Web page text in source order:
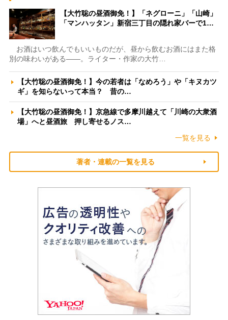
【大竹聡の昼酒御免！】「ネグローニ」「山崎」
「マンハッタン」新宿三丁目の隠れ家バーで1…
お酒はいつ飲んでもいいものだが、昼から飲むお酒にはまた格
別の味わいがある――。ライター・作家の大竹…
【大竹聡の昼酒御免！】今の若者は「なめろう」や「キヌカツ
ギ」を知らないって本当？ 昔の…
【大竹聡の昼酒御免！】京急線で多摩川越えて「川崎の大衆酒
場」へと昼酒旅 押し寄せるノス…
一覧を見る
著者・連載の一覧を見る